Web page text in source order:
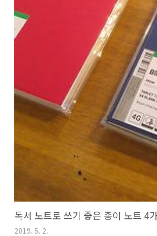
독서 노트로 쓰기 좋은 종이 노트 4
2019. 5. 2.